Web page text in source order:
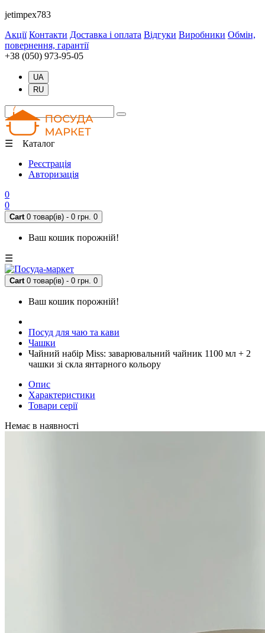
jetimpex783
Акції Контакти Доставка і оплата Відгуки Виробники Обмін,
повернення, гарантії
+38 (050) 973-95-05
UA
RU
☰ Каталог
Реєстрація
Авторизація
0
0
Cart 0 товар(ів) - 0 грн. 0
Ваш кошик порожній!
☰
Cart 0 товар(ів) - 0 грн. 0
Ваш кошик порожній!
Посуд для чаю та кави
Чашки
Чайний набір Miss: заварювальний чайник 1100 мл + 2
чашки зі скла янтарного кольору
Опис
Характеристики
Товари серії
Немає в наявності